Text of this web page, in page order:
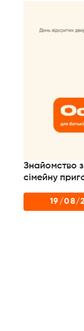
Знайомство
сімейну
19/08/